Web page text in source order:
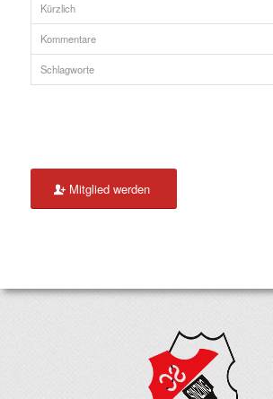
Kürzlich
Kommentare
Schlagworte
Mitglied werden